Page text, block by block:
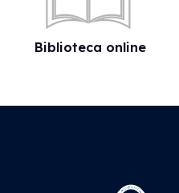
Biblioteca online